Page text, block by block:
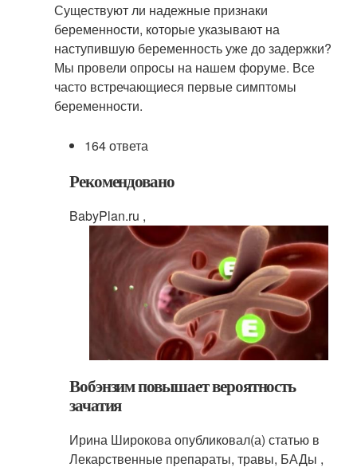
Существуют ли надежные признаки
беременности, которые указывают на
наступившую беременность уже до задержки?
Мы провели опросы на нашем форуме. Все
часто встречающиеся первые симптомы
беременности.
164 ответа
Рекомендовано
BabyPlan.ru ,
Вобэнзим повышает вероятность
зачатия
Ирина Широкова опубликовал(а) статью в
Лекарственные препараты, травы, БАДы ,